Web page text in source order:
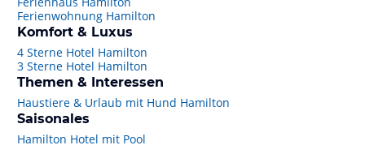
Ferienwohnung Hamilton
Komfort & Luxus
4 Sterne Hotel Hamilton
3 Sterne Hotel Hamilton
Themen & Interessen
Haustiere & Urlaub mit Hund Hamilton
Saisonales
Hamilton Hotel mit Pool